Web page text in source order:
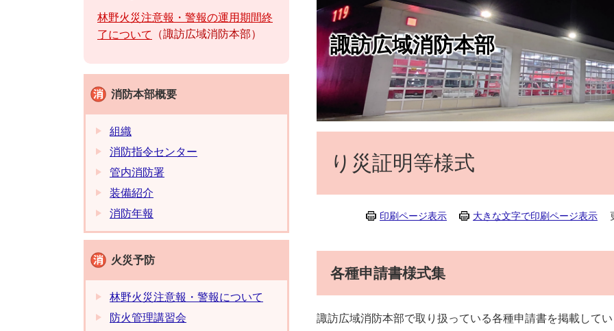
諏訪広域消防本部
り災証明等様式
印刷ページ表示 大きな文字で印刷ページ表示
各種申請書様式集
諏訪広域消防本部で取り扱っている各種申請書を掲載して
林野火災注意報・警報の運用期間終
了について
諏訪広域消防本部
消防本部概要
組織
消防指令センター
管内消防署
装備紹介
消防年報
火災予防
林野火災注意報・警報について
防火管理講習会